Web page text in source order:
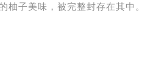
柚子美味，被完整封存在其中。